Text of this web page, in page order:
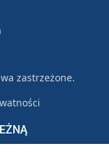
zastrzeżone.